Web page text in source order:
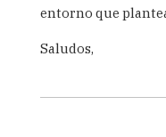
entorno que
Saludos,